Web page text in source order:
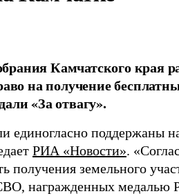
Камчатского края
на получение
«За отвагу».
единогласно поддержаны
РИА «Новости».
получения земельного
награжденных медалью